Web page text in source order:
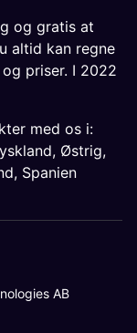
og gratis at
altid kan regne
priser. I 2022
med os i:
, Østrig,
, Spanien
AB